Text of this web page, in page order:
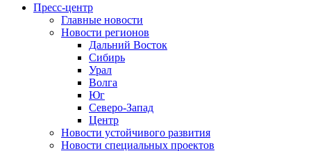
Пресс-центр
Главные новости
Новости регионов
Дальний Восток
Сибирь
Урал
Волга
Юг
Северо-Запад
Центр
Новости устойчивого развития
Новости специальных проектов